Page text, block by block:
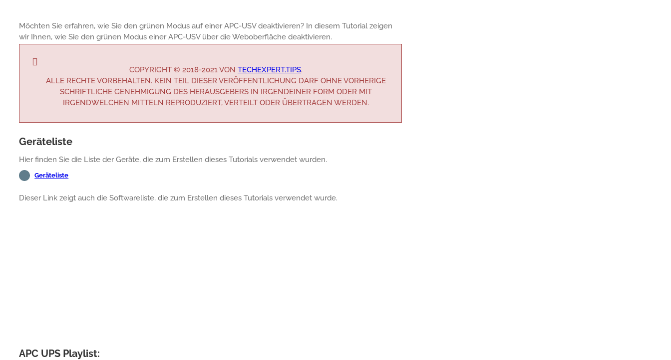
Möchten Sie erfahren, wie Sie den grünen Modus auf einer APC-USV deaktivieren? In diesem Tutorial zeigen
wir Ihnen, wie Sie den grünen Modus einer APC-USV über die Weboberfläche deaktivieren.
COPYRIGHT © 2018-2021 VON TECHEXPERT.TIPS.
ALLE RECHTE VORBEHALTEN. KEIN TEIL DIESER VERÖFFENTLICHUNG DARF OHNE VORHERIGE
SCHRIFTLICHE GENEHMIGUNG DES HERAUSGEBERS IN IRGENDEINER FORM ODER MIT
IRGENDWELCHEN MITTELN REPRODUZIERT, VERTEILT ODER ÜBERTRAGEN WERDEN.
Geräteliste
Hier finden Sie die Liste der Geräte, die zum Erstellen dieses Tutorials verwendet wurden.
Geräteliste
Dieser Link zeigt auch die Softwareliste, die zum Erstellen dieses Tutorials verwendet wurde.
APC UPS Playlist: